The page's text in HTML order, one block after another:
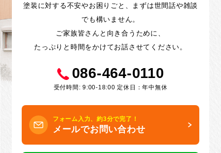
塗装に対する不安やお困りごと、まずは世間話や雑談
でも構いません。
ご家族皆さんと向き合うために、
たっぷりと時間をかけてお話させてください。
086-464-0110
受付時間: 9:00-18:00 定休日：年中無休
フォーム入力、約3分で完了！
メールでお問い合わせ